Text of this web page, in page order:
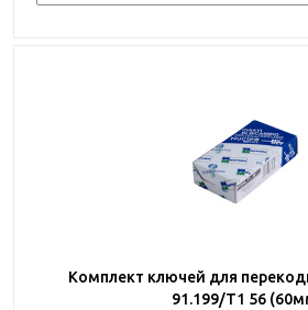
Комплект ключей для
91.199/T1 56